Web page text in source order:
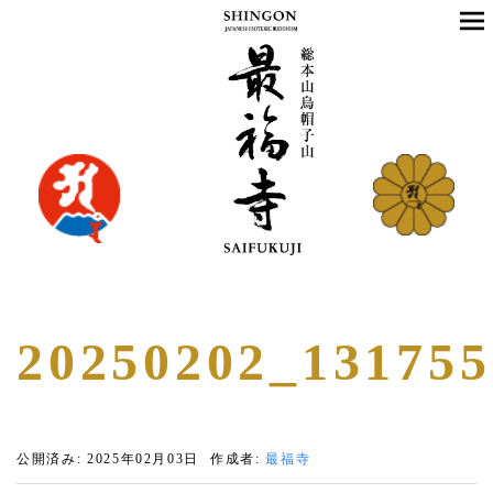
20250202_131755
公開済み: 2025年02月03日 作成者:最福寺